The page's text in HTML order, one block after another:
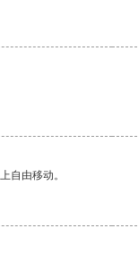
自由移动。